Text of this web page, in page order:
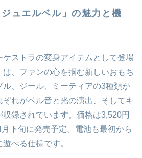
ュエルベル」の魅力と機
ケストラの変身アイテムとして登場
は、ファンの心を掴む新しいおもち
ル、ジール、ミーティアの3種類が
ぞれがベル音と光の演出、そしてキ
録されています。価格は3,520円
月下旬に発売予定。電池も最初から
べる仕様です。